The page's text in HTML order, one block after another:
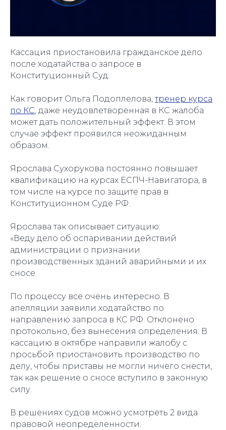
Кассация приостановила гражданское дело
после ходатайства о запросе в
Конституционный Суд
Как говорит Ольга Подоплелова,тренер курса
по КС, даже неудовлетворенная в КС жалоба
может дать положительный эффект. В этом
случае эффект проявился неожиданным
образом.
Ярослава Сухорукова постоянно повышает
квалификацию на курсах ЕСПЧ-Навигатора, в
том числе на курсе по защите прав в
Конституционном Суде РФ.
Ярослава так описывает ситуацию:
«Веду дело об оспаривании действий
администрации о признании
производственных зданий аварийными и их
сносе.
По процессу все очень интересно. В
апелляции заявили ходатайство по
направлению запроса в КС РФ. Отклонено
протокольно, без вынесения определения. В
кассацию в октябре направили жалобу с
просьбой приостановить производство по
делу, чтобы приставы не могли ничего снести,
так как решение о сносе вступило в законную
силу.
В решениях судов можно усмотреть 2 вида
правовой неопределенности.